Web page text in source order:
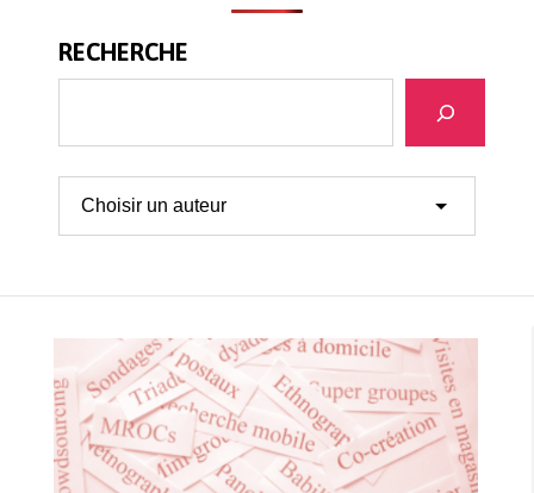
RECHERCHE